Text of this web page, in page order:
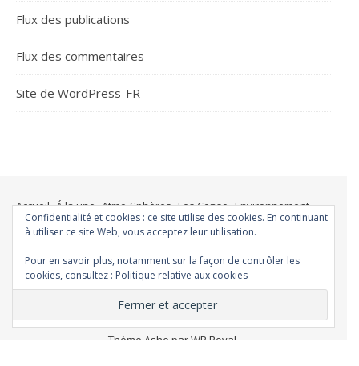
Flux des publications
Flux des commentaires
Site de WordPress-FR
Accueil Á la une Atmo-Sphères Les Conso Environnement
Changer ?
Santé et Bien-être FAQ
Santé mentale
Meilleur souffle
Meilleure fertilité
Meilleure vie sexuelle
Moins de dépression Meilleur odorat Meilleur goût
Thème Ashe parWP Royal
Confidentialité et cookies : ce site utilise des cookies. En continuant
à utiliser ce site Web, vous acceptez leur utilisation.
Pour en savoir plus, notamment sur la façon de contrôler les
cookies, consultez : Politique relative aux cookies